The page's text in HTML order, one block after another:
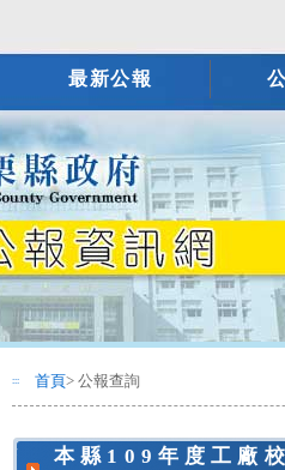
最新公報
::: 首頁> 公報查詢
本縣109年度工廠